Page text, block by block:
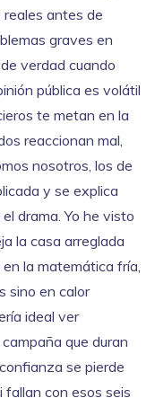
reales antes de
graves en
verdad cuando
pública es volátil
te metan en la
reaccionan mal,
nosotros, los de
y se explica
drama. Yo he visto
la casa arreglada
la matemática fría,
sino en calor
ideal ver
que duran
se pierde
fallan con esos seis